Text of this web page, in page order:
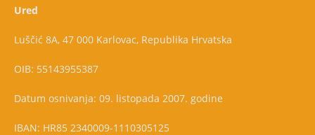
Ured
Luščić 8A, 47 000 Karlovac, Republika Hrvatska
OIB: 55143955387
Datum osnivanja: 09. listopada 2007. godine
IBAN: HR85 2340009-1110305125